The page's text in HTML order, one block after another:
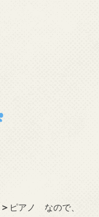
＞ ピアノ なので、